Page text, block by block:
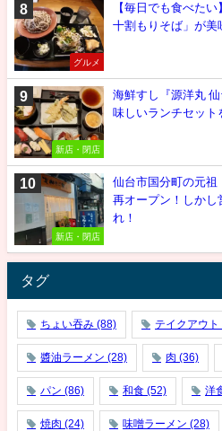
グルメ
【毎日でも食べた
十割もりそば」が美
新店・閉店
海鮮すし『源洋丸
味しいランチセット
新店・閉店
仙台市国分町の元祖
再オープン！しかし
れ！
タグ
ちょい吞み (88) テイクアウト
醬油ラーメン (28) 肉 (36)
パン (86) 和食 (52) 洋
焼肉 (24) 味噌ラーメン (28)